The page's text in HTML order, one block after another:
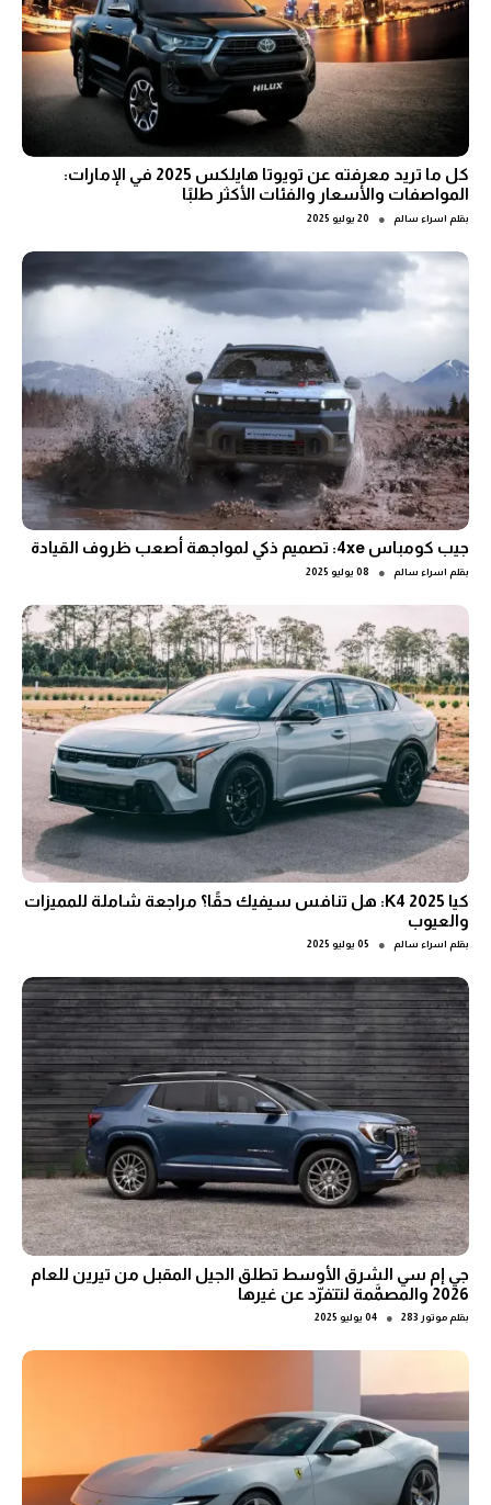
كل ما تريد معرفته عن تويوتا هايلكس 2025 في الإمارات:
المواصفات والأسعار والفئات الأكثر طلبًا
بقلم اسراء سالم ● 20 يوليو 2025
جيب كومباس 4xe: تصميم ذكي لمواجهة أصعب ظروف القيادة
بقلم اسراء سالم ● 08 يوليو 2025
كيا K4 2025: هل تنافس سيفيك حقًا؟ مراجعة شاملة للمميزات
والعيوب
بقلم اسراء سالم ● 05 يوليو 2025
جي إم سي الشرق الأوسط تطلق الجيل المقبل من تيرين للعام
2026 والمصمَّمة لتتفرّد عن غيرها
بقلم موتور 283 ● 04 يوليو 2025